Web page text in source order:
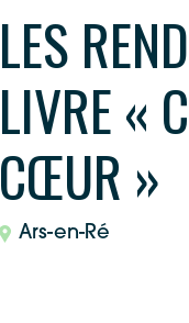
LES
LIVRE «
CŒUR »
Ars-en-Ré